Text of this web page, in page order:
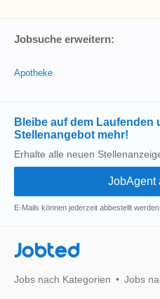
Jobsuche erweitern:
Apotheke
Bleibe auf dem Laufenden
Stellenangebot mehr!
Erhalte alle neuen
E-Mails können jederzeit abbestellt werden.
Jobted
Jobs nach Kategorien Jobs